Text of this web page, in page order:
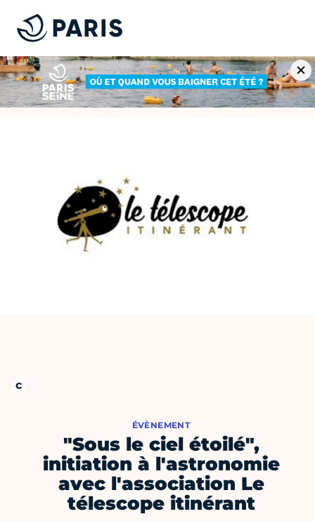
ÉVÈNEMENT
"Sous le ciel étoilé",
initiation à l'astronomie
avec l'association Le
télescope itinérant